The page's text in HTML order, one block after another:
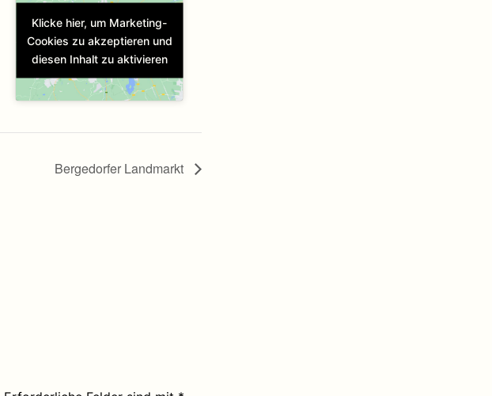
Klicke hier, um Marketing-
Cookies zu akzeptieren und
diesen Inhalt zu aktivieren
Bergedorfer Landmarkt